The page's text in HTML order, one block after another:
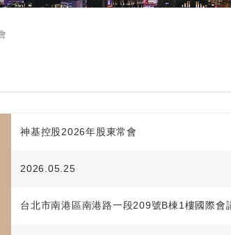
神基控股2026年股東常會
2026.05.25
台北市南港區南港路一段209號B棟1樓國際會